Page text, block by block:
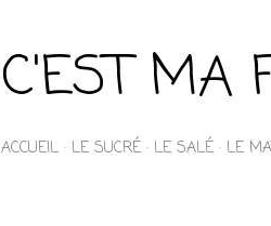
C'EST MA
ACCUEIL LE SUCRÉ LE SALÉ LE